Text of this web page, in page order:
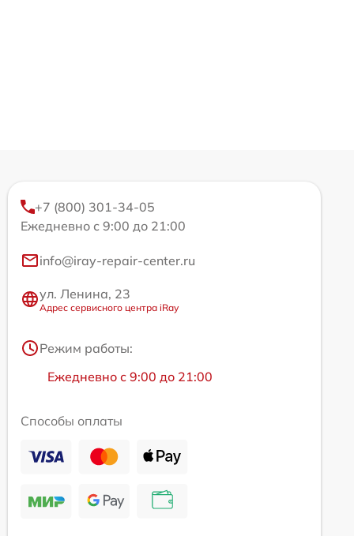
+7 (800) 301-34-05
Ежедневно с 9:00 до 21:00
info@iray-repair-center.ru
ул. Ленина, 23
Адрес сервисного центра iRay
Режим работы:
Ежедневно с 9:00 до 21:00
Способы оплаты